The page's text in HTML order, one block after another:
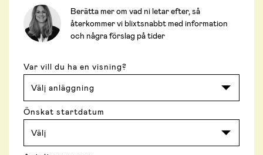
Berätta mer om vad ni letar efter, så
återkommer vi blixtsnabbt med information
och några förslag på tider
Var vill du ha en visning?
Önskat startdatum